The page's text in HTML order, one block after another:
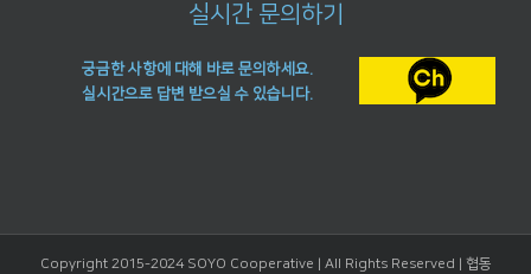
실시간 문의하기
궁금한 사항에 대해 바로 문의하세요.
실시간으로 답변 받으실 수 있습니다.
Copyright 2015-2024 SOYO Cooperative | All Rights Reserved | 협동